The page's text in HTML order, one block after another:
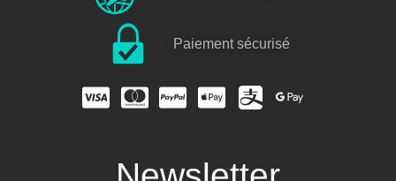
Paiement sécurisé